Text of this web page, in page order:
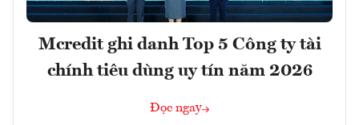
Mcredit ghi danh Top 5 Công ty tài
chính tiêu dùng uy tín năm 2026
Đọc ngay